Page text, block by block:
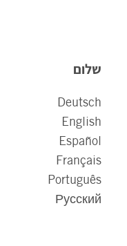
שלום
Deutsch
English
Español
Français
Português
Русский